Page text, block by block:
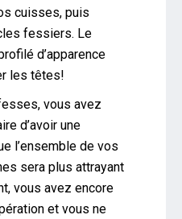
cuisses, puis
fessiers. Le
d’apparence
les têtes!
vous avez
d’avoir une
l’ensemble de vos
sera plus attrayant
vous avez encore
et vous ne